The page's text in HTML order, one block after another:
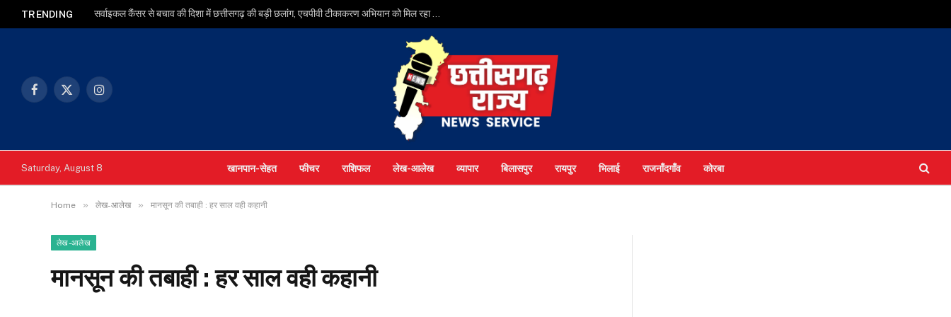
TRENDING सर्वाइकल कैंसर से बचाव की दिशा में छत्तीसगढ़ की बड़ी छलांग, एचपीवी टीकाकरण अभियान को मिल रहा व्यापक जनसमर्थन
Facebook
X
Instagram
Saturday, August 8 खानपान-सेहत फीचर राशिफल लेख-आलेख व्यापार बिलासपुर रायपुर भिलाई राजनाँदगाँव कोरबा
Home » लेख-आलेख » मानसून की तबाही : हर साल वही कहानी
लेख-आलेख
मानसून की तबाही : हर साल वही कहानी